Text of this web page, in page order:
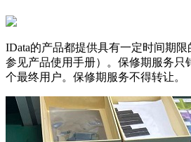
IData的产品都提供具有一定时间期
参见产品使用手册）。保修期服务只
个最终用户。保修期服务不得转让。